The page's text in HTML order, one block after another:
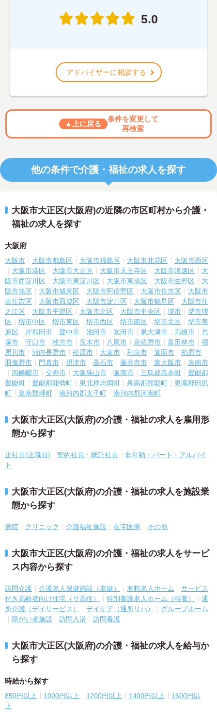
5.0
アドバイザーに相談する
▲上に戻る
条件を変更して
再検索
他の条件で介護・福祉の求人を探す
大阪市大正区(大阪府)の近隣の市区町村から介護・
福祉の求人を探す
大阪府
大阪市 大阪市都島区 大阪市福島区 大阪市此花区
大阪市西区
大阪市港区
大阪市大正区 大阪市天王寺区 大阪市浪速区
大
阪市西淀川区
大阪市東淀川区 大阪市東成区 大阪市生野区
大
阪市旭区
大阪市城東区 大阪市阿倍野区 大阪市住吉区
大阪市
東住吉区
大阪市西成区 大阪市淀川区 大阪市鶴見区
大阪市住
之江区
大阪市平野区 大阪市北区 大阪市中央区 堺市
堺市堺
区
堺市中区 堺市東区 堺市西区 堺市南区 堺市北区
堺市美
原区
岸和田市 豊中市 池田市 吹田市 泉大津市 高槻市
貝
塚市
守口市 枚方市 茨木市 八尾市 泉佐野市 富田林市
寝
屋川市
河内長野市 松原市 大東市 和泉市 箕面市
柏原市
羽曳野市
門真市 摂津市 高石市 藤井寺市 東大阪市
泉南市
四條畷市
交野市 大阪狭山市 阪南市 三島郡島本町
豊能郡
豊能町
豊能郡能勢町 泉北郡忠岡町 泉南郡熊取町
泉南郡田尻
町
泉南郡岬町 南河内郡太子町 南河内郡河南町
大阪市大正区(大阪府)の介護・福祉の求人を雇用形
態から探す
正社員(正職員) 契約社員・嘱託社員
非常勤・パート・アルバイ
ト
大阪市大正区(大阪府)の介護・福祉の求人を施設業
態から探す
病院 クリニック 介護福祉施設 在宅医療 その他
大阪市大正区(大阪府)の介護・福祉の求人をサービ
ス内容から探す
訪問介護 介護老人保健施設（老健） 有料老人ホーム
サービス
付き高齢者向け住宅（サ高住）
特別養護老人ホーム（特養）
通
所介護（デイサービス）
デイケア（通所リハ）
グループホーム
障がい者施設
訪問入浴 訪問看護
大阪市大正区(大阪府)の介護・福祉の求人を給与か
ら探す
時給から探す
850円以上 1000円以上 1200円以上 1400円以上
1600円以
上